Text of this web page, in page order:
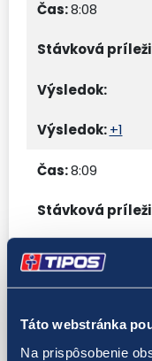
Táto webstránka
Na prispôsobenie
8:08
+1
8:09
+1
8:10